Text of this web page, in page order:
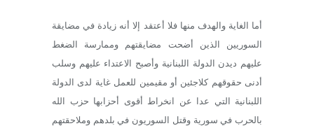
أما الغاية والهدف منها فلا أعتقد إلا أنه زيادة في مضايقة
السوريين الذين أضحت مضايقتهم وممارسة الضغط
عليهم ديدن الدولة اللبنانية وأصبح الاعتداء عليهم وسلب
أدنى حقوقهم كلاجئين أو مقيمين للعمل غاية لدى الدولة
اللبنانية التي عدا عن انخراط أقوى أحزابها حزب الله
بالحرب في سورية وقتل السوريون في بلدهم وملاحقتهم